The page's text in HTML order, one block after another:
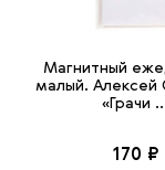
Магнитный
малый. Алексей
«Грачи
170 ₽